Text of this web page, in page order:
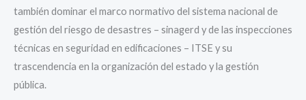
también dominar el marco normativo del sistema nacional de
gestión del riesgo de desastres – sinagerd y de las inspecciones
técnicas en seguridad en edificaciones – ITSE y su
trascendencia en la organización del estado y la gestión
pública.